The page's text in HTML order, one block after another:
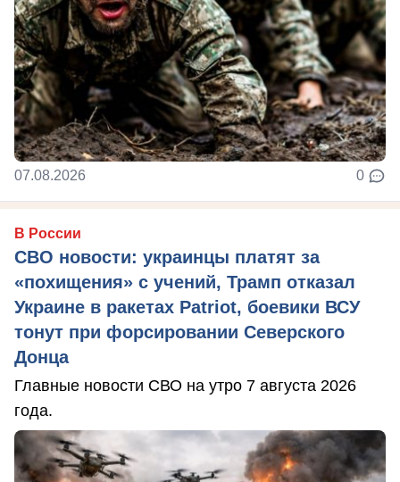
07.08.2026 0
В России
СВО новости: украинцы платят за
«похищения» с учений, Трамп отказал
Украине в ракетах Patriot, боевики ВСУ
тонут при форсировании Северского
Донца
Главные новости СВО на утро 7 августа 2026
года.